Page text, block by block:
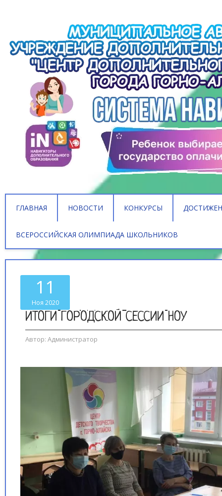
ГЛАВНАЯ НОВОСТИ КОНКУРСЫ
ВСЕРОССИЙСКАЯ ОЛИМПИАДА ШКОЛЬНИКОВ
11
Ноя 2020
ИТОГИ ГОРОДСКОЙ СЕССИИ НОУ
Автор: Администратор